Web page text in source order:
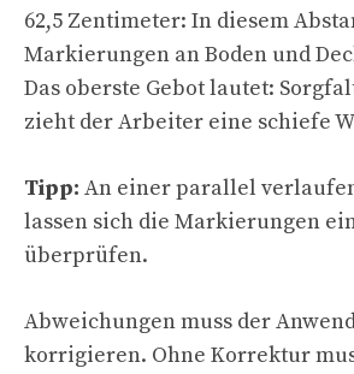
62,5 Zentimeter: In diesem
Markierungen an Boden und
Das oberste Gebot lautet:
zieht der Arbeiter eine schiefe
Tipp: An einer parallel
lassen sich die Markierungen
überprüfen.
Abweichungen muss der
korrigieren. Ohne Korrektur